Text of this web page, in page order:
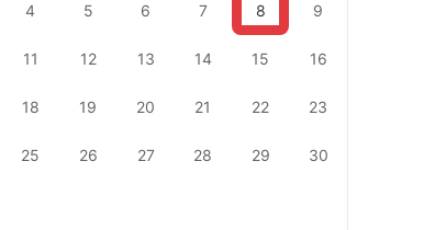
4 5 6 7 8 9
11 12 13 14 15 16
18 19 20 21 22 23
25 26 27 28 29 30